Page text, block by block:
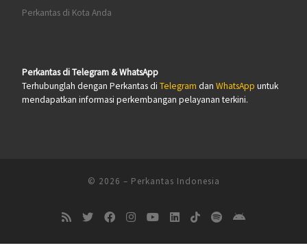
Perkantas di Kota Anda
Perkantas di Telegram & WhatsApp
Terhubunglah dengan Perkantas di Telegram dan WhatsApp untuk
mendapatkan informasi perkembangan pelayanan terkini.
© 2026 – Perkantas Indonesia